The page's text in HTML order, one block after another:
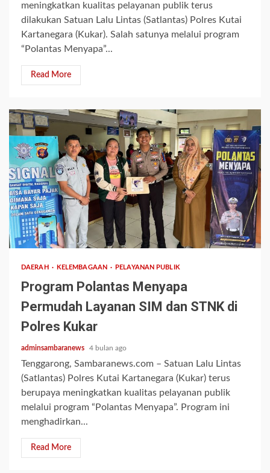
meningkatkan kualitas pelayanan publik terus
dilakukan Satuan Lalu Lintas (Satlantas) Polres Kutai
Kartanegara (Kukar). Salah satunya melalui program
“Polantas Menyapa”...
Read More
1 min read
DAERAH KELEMBAGAAN PELAYANAN PUBLIK
Program Polantas Menyapa
Permudah Layanan SIM dan STNK di
Polres Kukar
adminsambaranews 4 bulan ago
Tenggarong, Sambaranews.com – Satuan Lalu Lintas
(Satlantas) Polres Kutai Kartanegara (Kukar) terus
berupaya meningkatkan kualitas pelayanan publik
melalui program “Polantas Menyapa”. Program ini
menghadirkan...
Read More